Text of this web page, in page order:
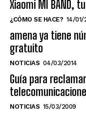
Xiaomi MI BAND,
¿CÓMO SE HACE? 14/01/
amena ya tiene
gratuito
NOTICIAS 04/03/2014
Guía para
NOTICIAS 15/03/2009